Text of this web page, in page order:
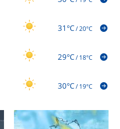
31°C/20°C
29°C/18°C
30°C/19°C